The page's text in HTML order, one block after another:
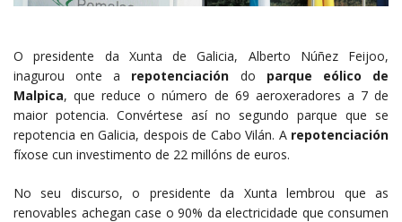
O presidente da Xunta de Galicia, Alberto Núñez Feijoo,
inagurou onte a repotenciación do parque eólico de
Malpica, que reduce o número de 69 aeroxeradores a 7 de
maior potencia. Convértese así no segundo parque que se
repotencia en Galicia, despois de Cabo Vilán. A repotenciación
fíxose cun investimento de 22 millóns de euros.
No seu discurso, o presidente da Xunta lembrou que as
renovables achegan case o 90% da electricidade que consumen